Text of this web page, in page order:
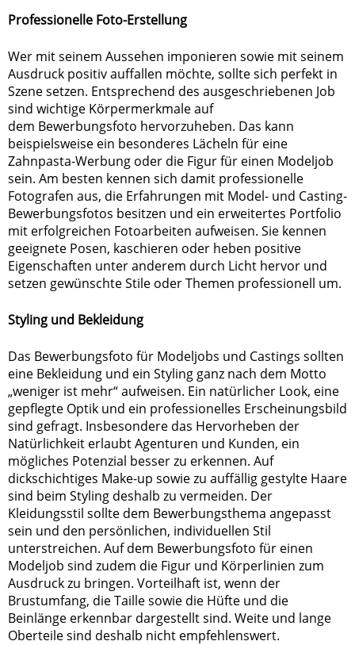
Professionelle Foto-Erstellung
Wer mit seinem Aussehen imponieren sowie mit seinem
Ausdruck positiv auffallen möchte, sollte sich perfekt in
Szene setzen. Entsprechend des ausgeschriebenen Job
sind wichtige Körpermerkmale auf
dem Bewerbungsfoto hervorzuheben. Das kann
beispielsweise ein besonderes Lächeln für eine
Zahnpasta-Werbung oder die Figur für einen Modeljob
sein. Am besten kennen sich damit professionelle
Fotografen aus, die Erfahrungen mit Model- und Casting-
Bewerbungsfotos besitzen und ein erweitertes Portfolio
mit erfolgreichen Fotoarbeiten aufweisen. Sie kennen
geeignete Posen, kaschieren oder heben positive
Eigenschaften unter anderem durch Licht hervor und
setzen gewünschte Stile oder Themen professionell um.
Styling und Bekleidung
Das Bewerbungsfoto für Modeljobs und Castings sollten
eine Bekleidung und ein Styling ganz nach dem Motto
„weniger ist mehr“ aufweisen. Ein natürlicher Look, eine
gepflegte Optik und ein professionelles Erscheinungsbild
sind gefragt. Insbesondere das Hervorheben der
Natürlichkeit erlaubt Agenturen und Kunden, ein
mögliches Potenzial besser zu erkennen. Auf
dickschichtiges Make-up sowie zu auffällig gestylte Haare
sind beim Styling deshalb zu vermeiden. Der
Kleidungsstil sollte dem Bewerbungsthema angepasst
sein und den persönlichen, individuellen Stil
unterstreichen. Auf dem Bewerbungsfoto für einen
Modeljob sind zudem die Figur und Körperlinien zum
Ausdruck zu bringen. Vorteilhaft ist, wenn der
Brustumfang, die Taille sowie die Hüfte und die
Beinlänge erkennbar dargestellt sind. Weite und lange
Oberteile sind deshalb nicht empfehlenswert.